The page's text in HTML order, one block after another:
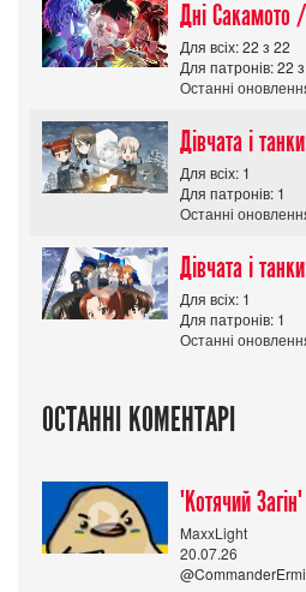
Для всіх: 22 з 22
Для патронів: 22
Останні
Дівчата і
Для всіх: 1
Для патронів: 1
Останні
Дівчата і
Для всіх: 1
Для патронів: 1
Останні
ОСТАННІ КОМЕНТАРІ
MaxxLight
20.07.26